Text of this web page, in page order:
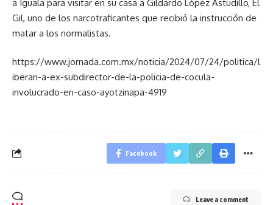
a Iguala para visitar en su casa a Gildardo López Astudillo, El
Gil, uno de los narcotraficantes que recibió la instrucción de
matar a los normalistas.
https://www.jornada.com.mx/noticia/2024/07/24/politica/l
iberan-a-ex-subdirector-de-la-policia-de-cocula-
involucrado-en-caso-ayotzinapa-4919
Facebook
Leave a comment